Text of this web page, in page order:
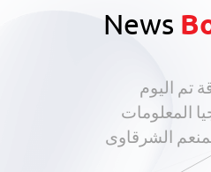
News
تم اليوم
المعلومات
الشرقاوى